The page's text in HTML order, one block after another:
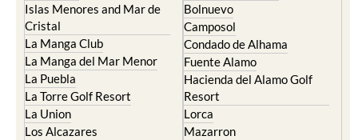
Islas Menores and Mar de
Cristal
La Manga Club
La Manga del Mar Menor
La Puebla
La Torre Golf Resort
La Union
Los Alcazares
Bolnuevo
Camposol
Condado de Alhama
Fuente Alamo
Hacienda del Alamo Golf
Resort
Lorca
Mazarron